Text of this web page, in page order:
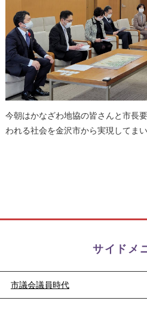
今朝はかなざわ地協の皆さんと市長
われる社会を金沢市から実現してま
サイドメ
市議会議員時代